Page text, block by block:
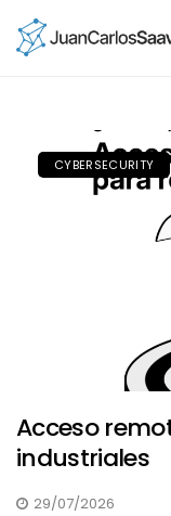
CYBERSECURITY
Acceso
industriales
29/07/2026